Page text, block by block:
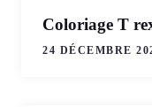
Coloriage T
24 DÉCEMBRE